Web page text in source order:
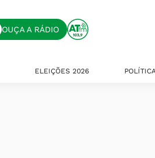
OUÇA A RÁDIO
ELEIÇÕES 2026